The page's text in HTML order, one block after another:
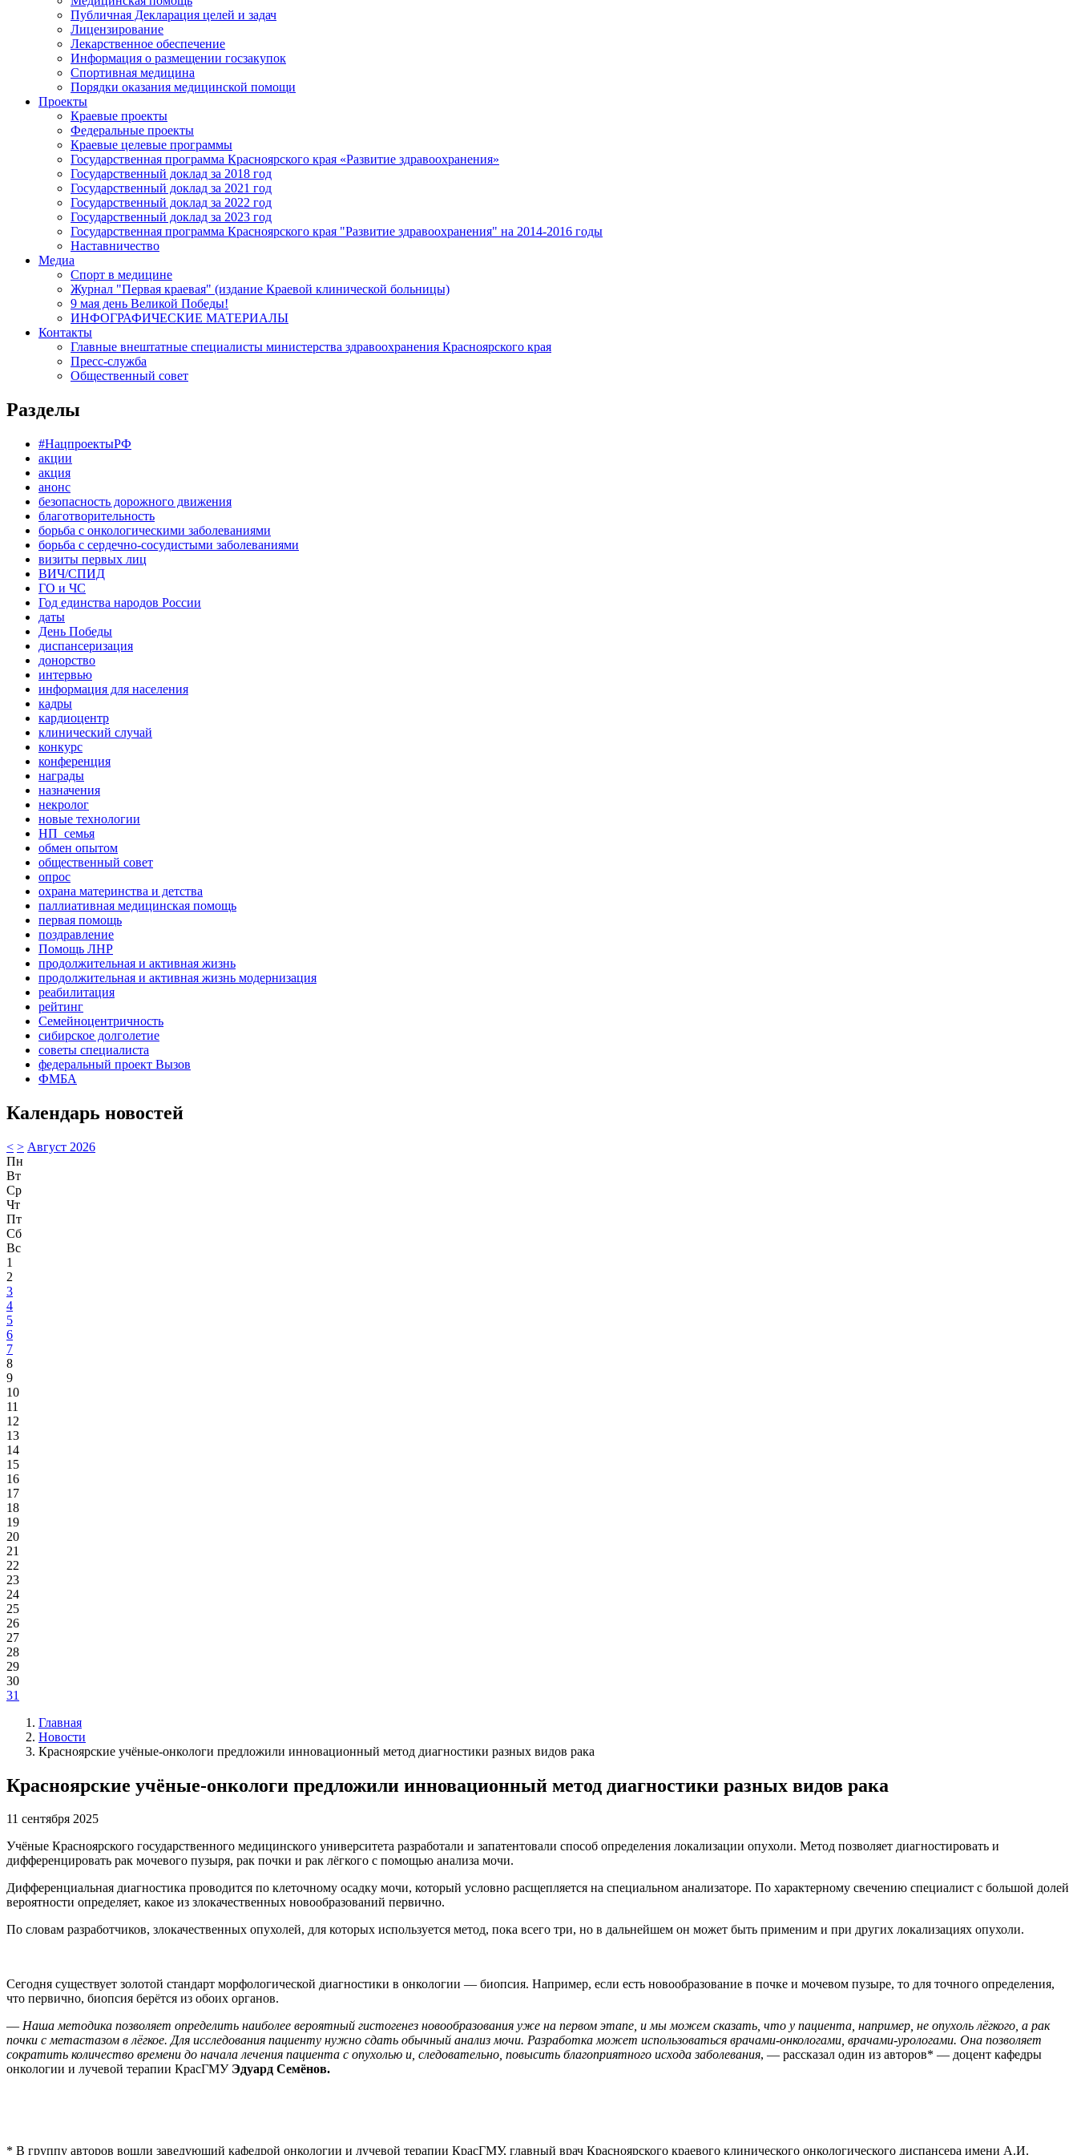
Публичная Декларация целей и задач
Лицензирование
Лекарственное обеспечение
Информация о размещении госзакупок
Спортивная медицина
Порядки оказания медицинской помощи
Проекты
Краевые проекты
Федеральные проекты
Краевые целевые программы
Государственная программа Красноярского края «Развитие здравоохранения»
Государственный доклад за 2018 год
Государственный доклад за 2021 год
Государственный доклад за 2022 год
Государственный доклад за 2023 год
Государственная программа Красноярского края "Развитие здравоохранения" на 2014-2016 годы
Наставничество
Медиа
Спорт в медицине
Журнал "Первая краевая" (издание Краевой клинической больницы)
9 мая день Великой Победы!
ИНФОГРАФИЧЕСКИЕ МАТЕРИАЛЫ
Контакты
Главные внештатные специалисты министерства здравоохранения Красноярского края
Пресс-служба
Общественный совет
Разделы
#НацпроектыРФ
акции
акция
анонс
безопасность дорожного движения
благотворительность
борьба с онкологическими заболеваниями
борьба с сердечно-сосудистыми заболеваниями
визиты первых лиц
ВИЧ/СПИД
ГО и ЧС
Год единства народов России
даты
День Победы
диспансеризация
донорство
интервью
информация для населения
кадры
кардиоцентр
клинический случай
конкурс
конференция
награды
назначения
некролог
новые технологии
НП_семья
обмен опытом
общественный совет
опрос
охрана материнства и детства
паллиативная медицинская помощь
первая помощь
поздравление
Помощь ЛНР
продолжительная и активная жизнь
продолжительная и активная жизнь модернизация
реабилитация
рейтинг
Семейноцентричность
сибирское долголетие
советы специалиста
федеральный проект Вызов
ФМБА
Календарь новостей
< > Август 2026
Пн
Вт
Ср
Чт
Пт
Сб
Вс
1
2
3
4
5
6
7
8
9
10
11
12
13
14
15
16
17
18
19
20
21
22
23
24
25
26
27
28
29
30
31
Главная
Новости
Красноярские учёные-онкологи предложили инновационный метод диагностики разных видов рака
Красноярские учёные-онкологи предложили инновационный метод диагностики разных видов рака
11 сентября 2025
Учёные Красноярского государственного медицинского университета разработали и запатентовали способ определения локализации опухоли. Метод позволяет диагностировать и
дифференцировать рак мочевого пузыря, рак почки и рак лёгкого с помощью анализа мочи.
Дифференциальная диагностика проводится по клеточному осадку мочи, который условно расщепляется на специальном анализаторе. По характерному свечению специалист с большой долей
вероятности определяет, какое из злокачественных новообразований первично.
По словам разработчиков, злокачественных опухолей, для которых используется метод, пока всего три, но в дальнейшем он может быть применим и при других локализациях опухоли.
Сегодня существует золотой стандарт морфологической диагностики в онкологии — биопсия. Например, если есть новообразование в почке и мочевом пузыре, то для точного определения,
что первично, биопсия берётся из обоих органов.
— Наша методика позволяет определить наиболее вероятный гистогенез новообразования уже на первом этапе, и мы можем сказать, что у пациента, например, не опухоль лёгкого, а рак
почки с метастазом в лёгкое. Для исследования пациенту нужно сдать обычный анализ мочи. Разработка может использоваться врачами-онкологами, врачами-урологами. Она позволяет
сократить количество времени до начала лечения пациента с опухолью и, следовательно, повысить благоприятного исхода заболевания, — рассказал один из авторов* — доцент кафедры
онкологии и лучевой терапии КрасГМУ Эдуард Семёнов.
* В группу авторов вошли заведующий кафедрой онкологии и лучевой терапии КрасГМУ, главный врач Красноярского краевого клинического онкологического диспансера имени А.И.